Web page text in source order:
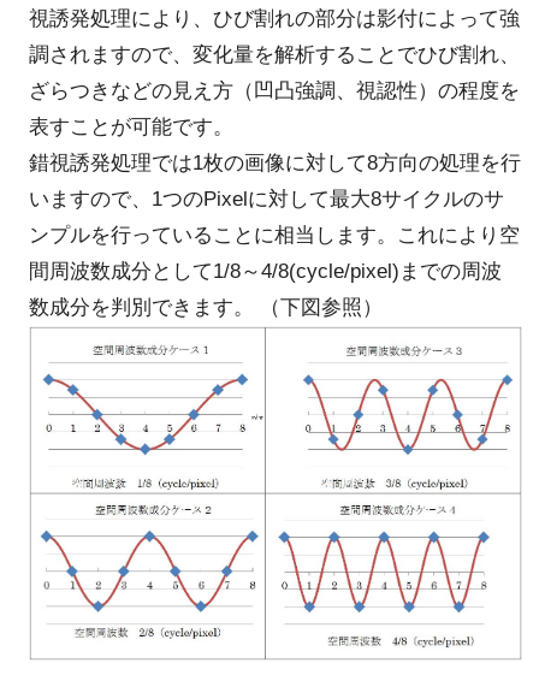
視誘発処理により、ひび割れの部分は影付によって強
調されますので、変化量を解析することでひび割れ、
ざらつきなどの見え方（凹凸強調、視認性）の程度を
表すことが可能です。
錯視誘発処理では1枚の画像に対して8方向の処理を行
いますので、1つのPixelに対して最大8サイクルのサ
ンプルを行っていることに相当します。これにより空
間周波数成分として1/8～4/8(cycle/pixel)までの周波
数成分を判別できます。 （下図参照）